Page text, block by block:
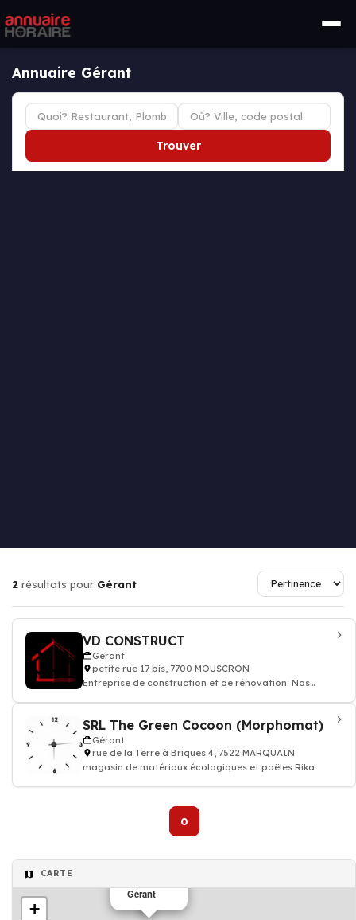
Annuaire Gérant
Trouver
2 résultats pour Gérant
VD CONSTRUCT
Gérant
petite rue 17 bis, 7700 MOUSCRON
Entreprise de construction et de rénovation. Nos
SRL The Green Cocoon (Morphomat)
Gérant
rue de la Terre à Briques 4, 7522 MARQUAIN
magasin de matériaux écologiques et poëles Rika
0
CARTE
Gérant
+